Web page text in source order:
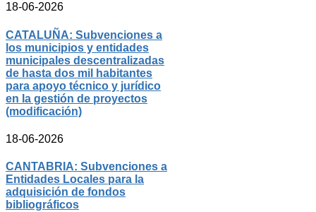
18-06-2026
CATALUÑA: Subvenciones a
los municipios y entidades
municipales descentralizadas
de hasta dos mil habitantes
para apoyo técnico y jurídico
en la gestión de proyectos
(modificación)
18-06-2026
CANTABRIA: Subvenciones a
Entidades Locales para la
adquisición de fondos
bibliográficos